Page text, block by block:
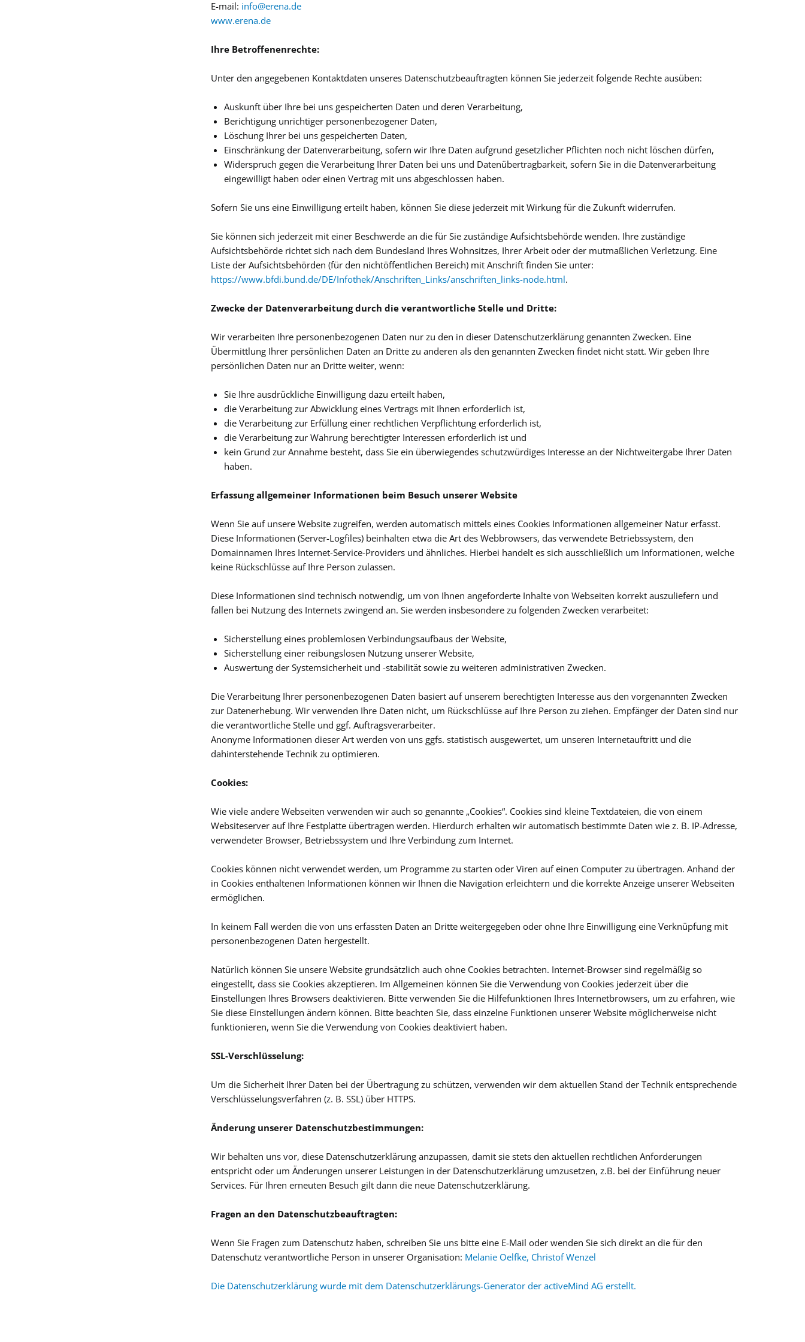
Feuerwehrfüllung
Löschdecke
Rettungsdecke
Sportfüllungen-, taschen
Reisetasche
Fix-Taschen für Freizeit
E-mail: info@erena.de
www.erena.de
Ihre Betroffenenrechte:
Unter den angegebenen Kontaktdaten unseres Datenschutzbeauftragten können Sie jederzeit folgende Rechte ausüben:
Auskunft über Ihre bei uns gespeicherten Daten und deren Verarbeitung,
Berichtigung unrichtiger personenbezogener Daten,
Löschung Ihrer bei uns gespeicherten Daten,
Einschränkung der Datenverarbeitung, sofern wir Ihre Daten aufgrund gesetzlicher Pflichten noch nicht löschen dürfen,
Widerspruch gegen die Verarbeitung Ihrer Daten bei uns und Datenübertragbarkeit, sofern Sie in die Datenverarbeitung
eingewilligt haben oder einen Vertrag mit uns abgeschlossen haben.
Sofern Sie uns eine Einwilligung erteilt haben, können Sie diese jederzeit mit Wirkung für die Zukunft widerrufen.
Sie können sich jederzeit mit einer Beschwerde an die für Sie zuständige Aufsichtsbehörde wenden. Ihre zuständige
Aufsichtsbehörde richtet sich nach dem Bundesland Ihres Wohnsitzes, Ihrer Arbeit oder der mutmaßlichen Verletzung. Eine
Liste der Aufsichtsbehörden (für den nichtöffentlichen Bereich) mit Anschrift finden Sie unter:
https://www.bfdi.bund.de/DE/Infothek/Anschriften_Links/anschriften_links-node.html.
Zwecke der Datenverarbeitung durch die verantwortliche Stelle und Dritte:
Wir verarbeiten Ihre personenbezogenen Daten nur zu den in dieser Datenschutzerklärung genannten Zwecken. Eine
Übermittlung Ihrer persönlichen Daten an Dritte zu anderen als den genannten Zwecken findet nicht statt. Wir geben Ihre
persönlichen Daten nur an Dritte weiter, wenn:
Sie Ihre ausdrückliche Einwilligung dazu erteilt haben,
die Verarbeitung zur Abwicklung eines Vertrags mit Ihnen erforderlich ist,
die Verarbeitung zur Erfüllung einer rechtlichen Verpflichtung erforderlich ist,
die Verarbeitung zur Wahrung berechtigter Interessen erforderlich ist und
kein Grund zur Annahme besteht, dass Sie ein überwiegendes schutzwürdiges Interesse an der Nichtweitergabe Ihrer Daten
haben.
Erfassung allgemeiner Informationen beim Besuch unserer Website
Wenn Sie auf unsere Website zugreifen, werden automatisch mittels eines Cookies Informationen allgemeiner Natur erfasst.
Diese Informationen (Server-Logfiles) beinhalten etwa die Art des Webbrowsers, das verwendete Betriebssystem, den
Domainnamen Ihres Internet-Service-Providers und ähnliches. Hierbei handelt es sich ausschließlich um Informationen, welche
keine Rückschlüsse auf Ihre Person zulassen.
Diese Informationen sind technisch notwendig, um von Ihnen angeforderte Inhalte von Webseiten korrekt auszuliefern und
fallen bei Nutzung des Internets zwingend an. Sie werden insbesondere zu folgenden Zwecken verarbeitet:
Sicherstellung eines problemlosen Verbindungsaufbaus der Website,
Sicherstellung einer reibungslosen Nutzung unserer Website,
Auswertung der Systemsicherheit und -stabilität sowie zu weiteren administrativen Zwecken.
Die Verarbeitung Ihrer personenbezogenen Daten basiert auf unserem berechtigten Interesse aus den vorgenannten Zwecken
zur Datenerhebung. Wir verwenden Ihre Daten nicht, um Rückschlüsse auf Ihre Person zu ziehen. Empfänger der Daten sind nur
die verantwortliche Stelle und ggf. Auftragsverarbeiter.
Anonyme Informationen dieser Art werden von uns ggfs. statistisch ausgewertet, um unseren Internetauftritt und die
dahinterstehende Technik zu optimieren.
Cookies:
Wie viele andere Webseiten verwenden wir auch so genannte „Cookies“. Cookies sind kleine Textdateien, die von einem
Websiteserver auf Ihre Festplatte übertragen werden. Hierdurch erhalten wir automatisch bestimmte Daten wie z. B. IP-Adresse,
verwendeter Browser, Betriebssystem und Ihre Verbindung zum Internet.
Cookies können nicht verwendet werden, um Programme zu starten oder Viren auf einen Computer zu übertragen. Anhand der
in Cookies enthaltenen Informationen können wir Ihnen die Navigation erleichtern und die korrekte Anzeige unserer Webseiten
ermöglichen.
In keinem Fall werden die von uns erfassten Daten an Dritte weitergegeben oder ohne Ihre Einwilligung eine Verknüpfung mit
personenbezogenen Daten hergestellt.
Natürlich können Sie unsere Website grundsätzlich auch ohne Cookies betrachten. Internet-Browser sind regelmäßig so
eingestellt, dass sie Cookies akzeptieren. Im Allgemeinen können Sie die Verwendung von Cookies jederzeit über die
Einstellungen Ihres Browsers deaktivieren. Bitte verwenden Sie die Hilfefunktionen Ihres Internetbrowsers, um zu erfahren, wie
Sie diese Einstellungen ändern können. Bitte beachten Sie, dass einzelne Funktionen unserer Website möglicherweise nicht
funktionieren, wenn Sie die Verwendung von Cookies deaktiviert haben.
SSL-Verschlüsselung:
Um die Sicherheit Ihrer Daten bei der Übertragung zu schützen, verwenden wir dem aktuellen Stand der Technik entsprechende
Verschlüsselungsverfahren (z. B. SSL) über HTTPS.
Änderung unserer Datenschutzbestimmungen:
Wir behalten uns vor, diese Datenschutzerklärung anzupassen, damit sie stets den aktuellen rechtlichen Anforderungen
entspricht oder um Änderungen unserer Leistungen in der Datenschutzerklärung umzusetzen, z.B. bei der Einführung neuer
Services. Für Ihren erneuten Besuch gilt dann die neue Datenschutzerklärung.
Fragen an den Datenschutzbeauftragten:
Wenn Sie Fragen zum Datenschutz haben, schreiben Sie uns bitte eine E-Mail oder wenden Sie sich direkt an die für den
Datenschutz verantwortliche Person in unserer Organisation: Melanie Oelfke, Christof Wenzel
Die Datenschutzerklärung wurde mit dem Datenschutzerklärungs-Generator der activeMind AG erstellt.